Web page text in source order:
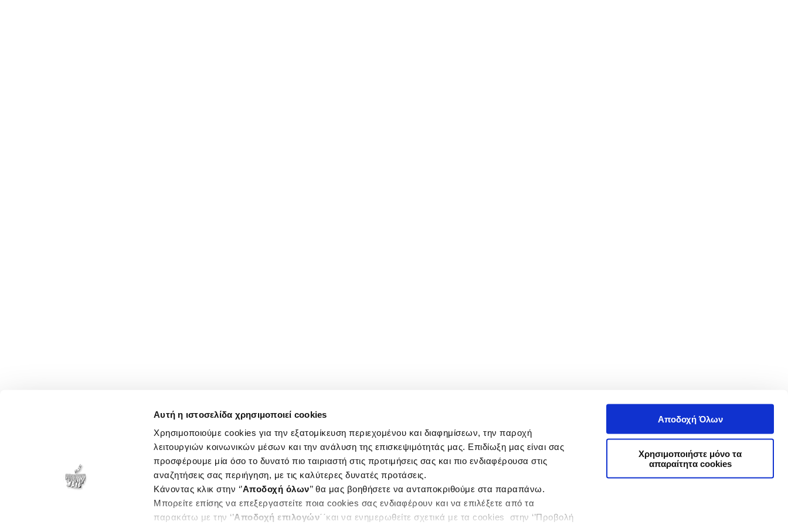
Αυτή η ιστοσελίδα χρησιμοποιεί cookies
Χρησιμοποιούμε cookies για την εξατομίκευση περιεχομένου και διαφημίσεων, την παροχή
λειτουργιών κοινωνικών μέσων και την ανάλυση της επισκεψιμότητάς μας. Επιδίωξη μας είναι σας
προσφέρουμε μία όσο το δυνατό πιο ταιριαστή στις προτιμήσεις σας και πιο ενδιαφέρουσα στις
αναζητήσεις σας περιήγηση, με τις καλύτερες δυνατές προτάσεις.
Κάνοντας κλικ στην ‘’Αποδοχή όλων’’ θα μας βοηθήσετε να ανταποκριθούμε στα παραπάνω.
Μπορείτε επίσης να επεξεργαστείτε ποια cookies σας ενδιαφέρουν και να επιλέξετε από τα
παρακάτω με την ‘’Αποδοχή επιλογών΄΄και να ενημερωθείτε σχετικά με τα cookies στην ‘’Προβολή
Αποδοχή Όλων
Χρησιμοποιήστε μόνο τα
απαραίτητα cookies